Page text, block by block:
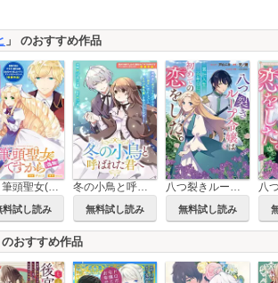
」 のおすすめ作品
私、筆頭聖女(偽物)ですから
料試し読み
冬の小鳥と呼ばれた君へ
無料試し読み
八つ裂きループ令嬢は累計人生百年目に、初めての恋をした。 【連載版】
無料試し読み
おすすめ作品